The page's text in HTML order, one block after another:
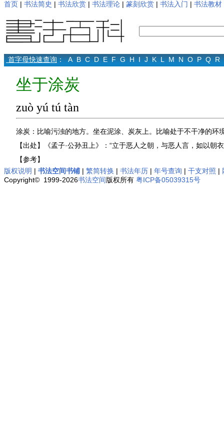
首页 | 书法简史 | 书法欣赏 | 书法理论 | 篆刻欣赏 | 书法入门 | 书法教材
首字母快速查询： A B C D E F G H I J K L M N O P Q R
坐于涂炭
zuò yú tú tàn
涂炭：比喻污浊的地方。坐在泥涂、炭灰上。比喻处于不干净的环
【出处】《孟子·公孙丑上》：“立于恶人之朝，与恶人言，如以朝
【参考】
版权说明 | 书法空间书铺 | 繁简转换 | 书法年历 | 年号查询 | 干支对照 |
Copyright© 1999-2026书法空间版权所有 粤ICP备05039315号